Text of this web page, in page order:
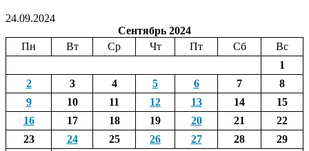
24.09.2024
Сентябрь 2024
Пн
Вт Ср Чт Пт Сб
Вс
1
2
3 4 5 6 7
8
9
10 11 12 13 14
15
16
17 18 19 20 21
22
23
24 25 26 27 28
29